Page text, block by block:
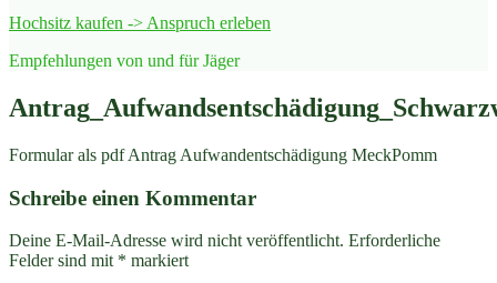
Hochsitz kaufen -> Anspruch erleben
Empfehlungen von und für Jäger
Formular als pdf Antrag Aufwandentschädigung MeckPomm
Schreibe einen Kommentar
Deine E-Mail-Adresse wird nicht veröffentlicht. Erforderliche
Felder sind mit * markiert